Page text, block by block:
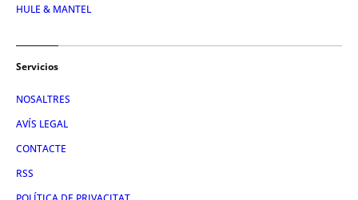
HULE & MANTEL
Servicios
NOSALTRES
AVÍS LEGAL
CONTACTE
RSS